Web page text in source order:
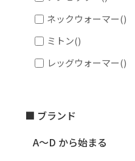
ネックウォーマー()
ミトン()
レッグウォーマー()
■ ブランド
A～D から始まる